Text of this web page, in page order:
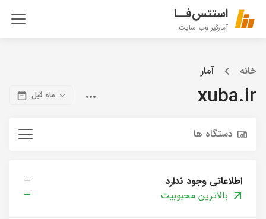
استتس‌فــا
آمارگیر وب سایت
خانه آمار
xuba.ir ماه قبل
دستگاه ها
اطلاعاتی وجود ندارد
—
بالاترین محبوبیت
—